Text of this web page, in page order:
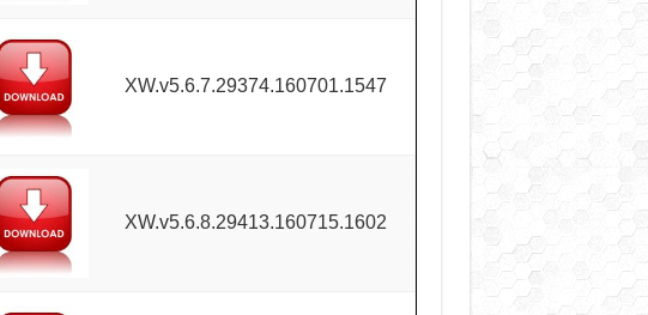
XW.v5.6.7.29374.160701.1547
XW.v5.6.8.29413.160715.1602